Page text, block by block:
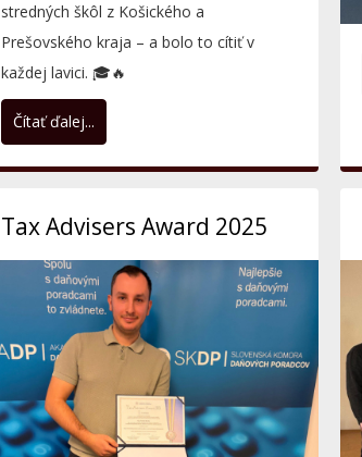
stredných škôl z Košického a
Prešovského kraja – a bolo to cítiť v
každej lavici. 🎓🔥
Čítať ďalej...
Tax Advisers Award 2025